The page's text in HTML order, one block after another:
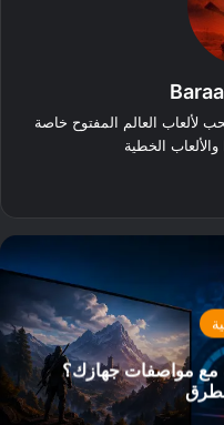
ميكس. 21 عامًا، محب لألعاب العالم المفتوح خاصة
مع مواصفات جهازك؟